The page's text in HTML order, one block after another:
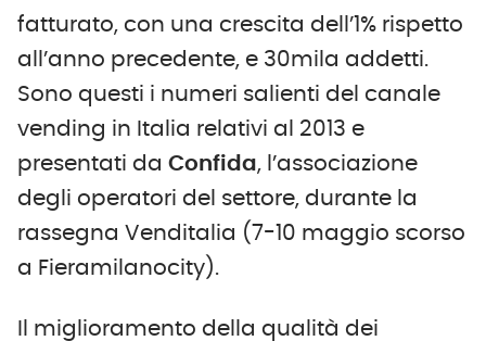
fatturato, con una crescita dell’1% rispetto
all’anno precedente, e 30mila addetti.
Sono questi i numeri salienti del canale
vending in Italia relativi al 2013 e
presentati da Confida, l’associazione
degli operatori del settore, durante la
rassegna Venditalia (7-10 maggio scorso
a Fieramilanocity).
Il miglioramento della qualità dei